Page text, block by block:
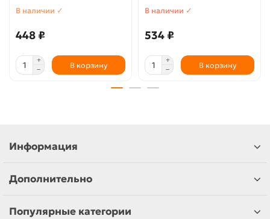
В наличии ✓
448 ₽
В корзину
В наличии ✓
534 ₽
В корзину
Информация
Дополнительно
Популярные категории